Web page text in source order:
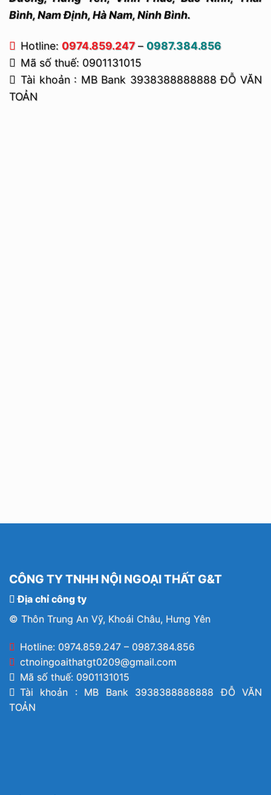
Bình, Nam Định, Hà Nam, Ninh Bình.
Hotline: 0974.859.247– 0987.384.856
Mã số thuế: 0901131015
Tài khoản : MB Bank 3938388888888 ĐỖ VĂN
TOẢN
CÔNG TY TNHH NỘI NGOẠI THẤT G&T
Địa chỉ công ty
© Thôn Trung An Vỹ, Khoái Châu, Hưng Yên
Hotline: 0974.859.247 – 0987.384.856
ctnoingoaithatgt0209@gmail.com
Mã số thuế: 0901131015
Tài khoản : MB Bank 3938388888888 ĐỖ VĂN
TOẢN